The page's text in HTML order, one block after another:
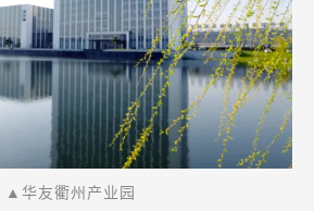
▲华友衢州产业园